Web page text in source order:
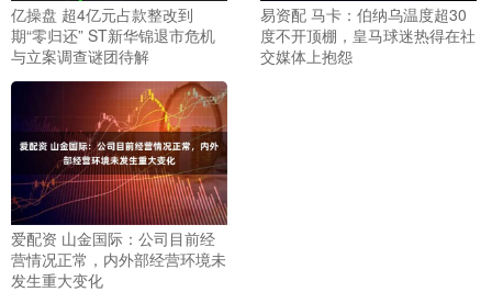
亿操盘 超4亿元占款整改到
期“零归还” ST新华锦退市危机
与立案调查谜团待解
易资配 马卡：伯纳乌温度超30
度不开顶棚，皇马球迷热得在社
交媒体上抱怨
爱配资 山金国际：公司目前经
营情况正常，内外部经营环境未
发生重大变化